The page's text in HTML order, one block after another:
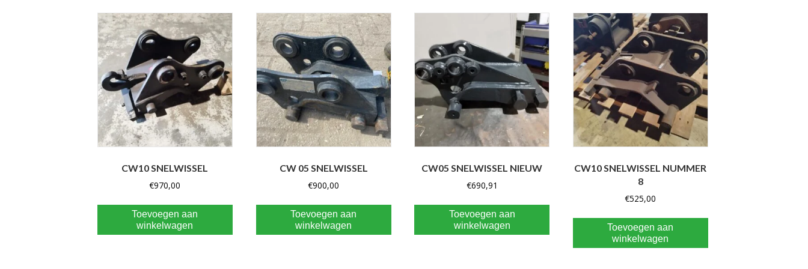
CW10 SNELWISSEL
€970,00
Toevoegen aan
winkelwagen
CW 05 SNELWISSEL
€900,00
Toevoegen aan
winkelwagen
CW05 SNELWISSEL NIEUW
€690,91
Toevoegen aan
winkelwagen
CW10 SNELWISSEL NUMMER
8
€525,00
Toevoegen aan
winkelwagen